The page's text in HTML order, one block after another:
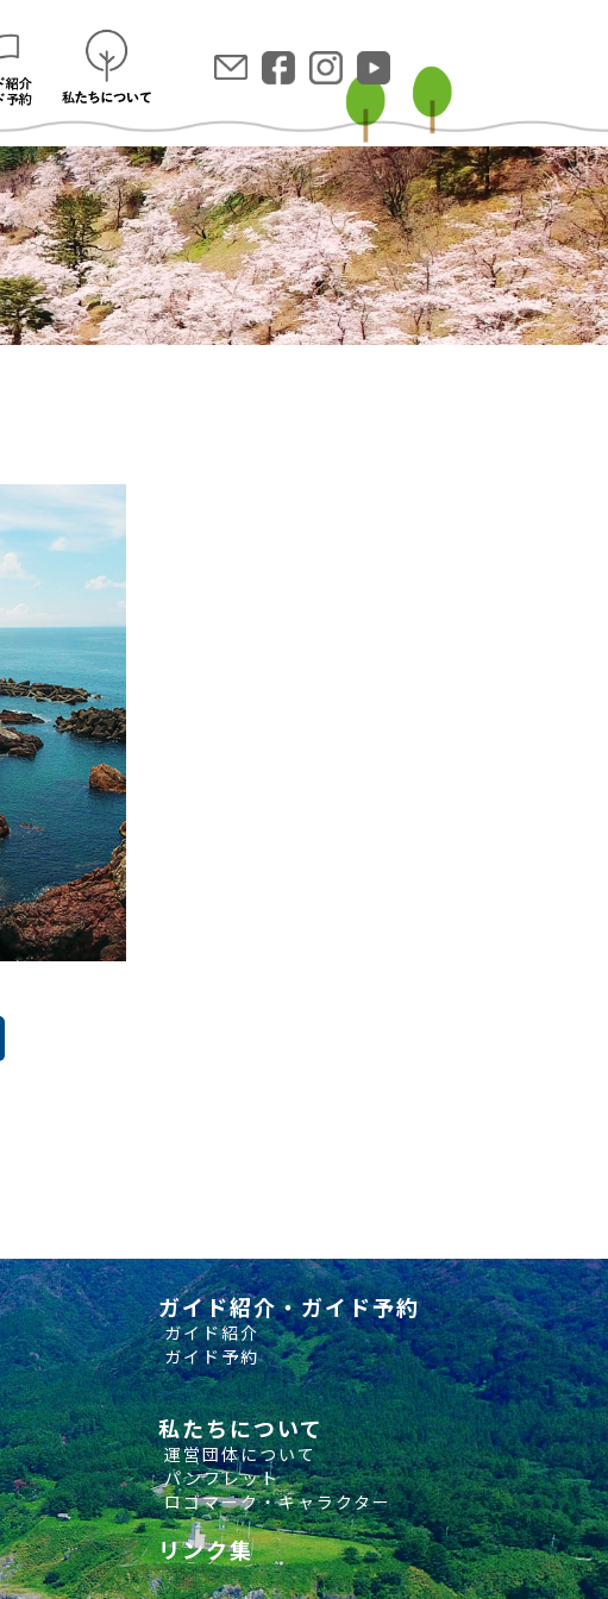
ガイド紹介・ガイド予約
ガイド紹介
ガイド予約
私たちについて
運営団体について
パンフレット
ロゴマーク・キャラクター
リンク集